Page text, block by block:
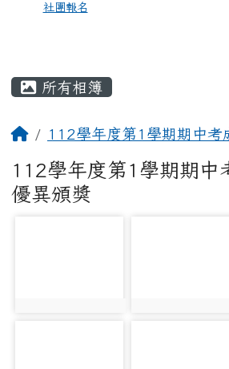
社團報名
所有相簿
112學年度第1學期期中考
112學年度第1學期期中
優異頒獎